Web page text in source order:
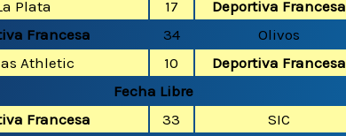
Plata 17 Deportiva Francesa
Francesa 34 Olivos
Athletic 10 Deportiva Francesa
Fecha Libre
Francesa 33 SIC